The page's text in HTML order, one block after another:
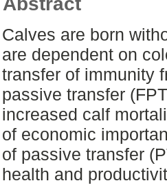
Calves are born
are dependent on
transfer of immunity
passive transfer
increased calf
of economic
of passive transfer
health and